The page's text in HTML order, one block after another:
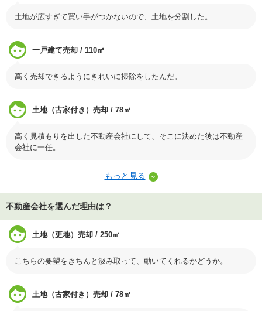
土地が広すぎて買い手がつかないので、土地を分割した。
一戸建て売却 / 110㎡
高く売却できるようにきれいに掃除をしたんだ。
土地（古家付き）売却 / 78㎡
高く見積もりを出した不動産会社にして、そこに決めた後は不動産
会社に一任。
もっと見る
不動産会社を選んだ理由は？
土地（更地）売却 / 250㎡
こちらの要望をきちんと汲み取って、動いてくれるかどうか。
土地（古家付き）売却 / 78㎡